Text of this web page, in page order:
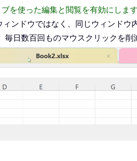
を使った編集と閲覧を有効にします
ンドウではなく、同じウィンドウ
日数百回ものマウスクリックを削